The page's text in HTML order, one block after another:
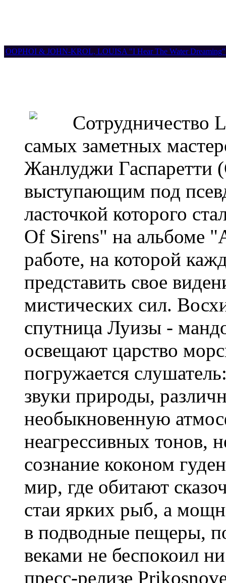
OOPHOI & JOHN-KROL, LOUISA "I Hear The Water Dreaming"
Сотрудничество
самых заметных
Жанлуджи Гаспаретти
выступающим под
ласточкой которого
Of Sirens" на альбоме
работе, на которой
представить свое
мистических сил.
спутница Луизы -
освещают царство
погружается
звуки природы,
необыкновенную
неагрессивных тонов,
сознание коконом
мир, где обитают
стаи ярких рыб, а
в подводные пещеры,
веками не беспокоил
пресс-релизе